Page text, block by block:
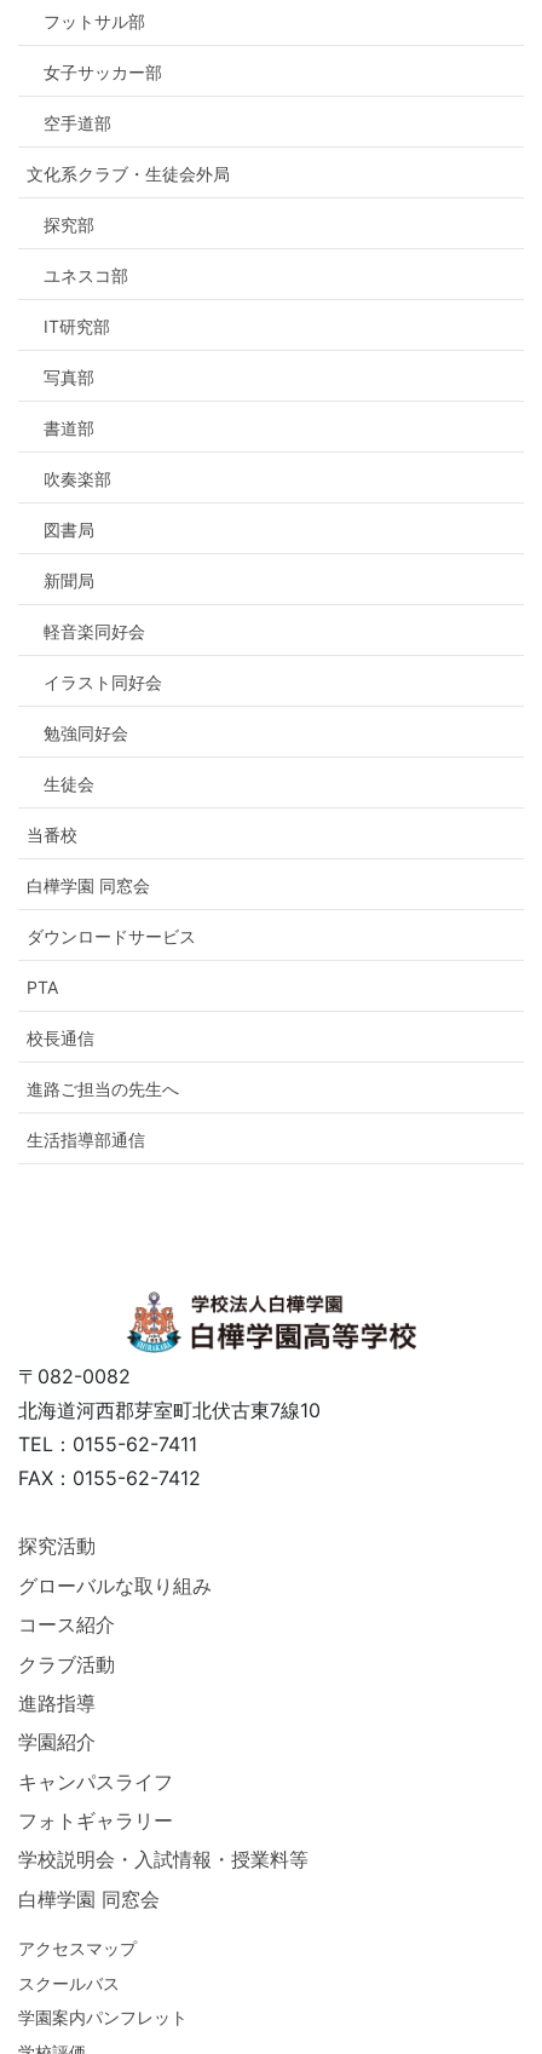
フットサル部
女子サッカー部
空手道部
文化系クラブ・生徒会外局
探究部
ユネスコ部
IT研究部
写真部
書道部
吹奏楽部
図書局
新聞局
軽音楽同好会
イラスト同好会
勉強同好会
生徒会
当番校
白樺学園 同窓会
ダウンロードサービス
PTA
校長通信
進路ご担当の先生へ
生活指導部通信
〒082-0082
北海道河西郡芽室町北伏古東7線10
TEL：0155-62-7411
FAX：0155-62-7412
探究活動
グローバルな取り組み
コース紹介
クラブ活動
進路指導
学園紹介
キャンパスライフ
フォトギャラリー
学校説明会・入試情報・授業料等
白樺学園 同窓会
アクセスマップ
スクールバス
学園案内パンフレット